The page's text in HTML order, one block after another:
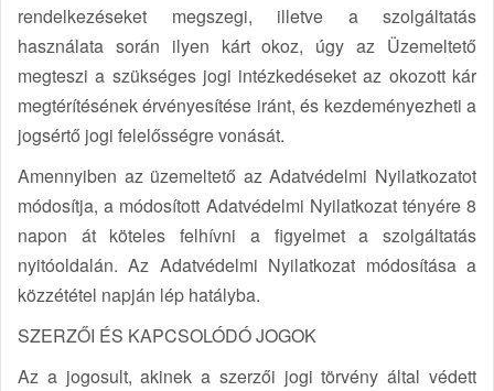
rendelkezéseket megszegi, illetve a szolgáltatás
használata során ilyen kárt okoz, úgy az Üzemeltető
megteszi a szükséges jogi intézkedéseket az okozott kár
megtérítésének érvényesítése iránt, és kezdeményezheti a
jogsértő jogi felelősségre vonását.
Amennyiben az üzemeltető az Adatvédelmi Nyilatkozatot
módosítja, a módosított Adatvédelmi Nyilatkozat tényére 8
napon át köteles felhívni a figyelmet a szolgáltatás
nyitóoldalán. Az Adatvédelmi Nyilatkozat módosítása a
közzététel napján lép hatályba.
SZERZŐI ÉS KAPCSOLÓDÓ JOGOK
Az a jogosult, akinek a szerzői jogi törvény által védett